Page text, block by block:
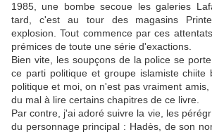
1985, une bombe secoue les galeries
tard, c'est au tour des magasins
explosion. Tout commence par ces
prémices de toute une série d'exactions.
Bien vite, les soupçons de la police se
ce parti politique et groupe islamiste chiite
politique et moi, on n'est pas vraiment
du mal à lire certains chapitres de ce livre.
Par contre, j'ai adoré suivre la vie, les
du personnage principal : Hadès, de son